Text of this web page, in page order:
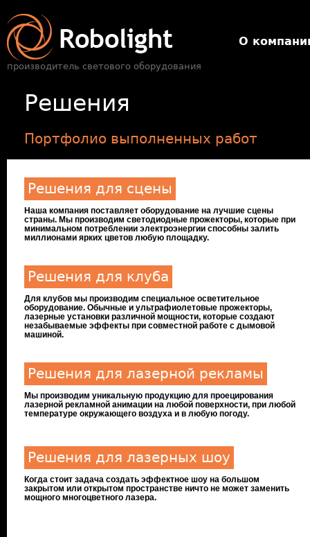
О
Решения
Портфолио выполненных работ
Решения для сцены
Наша компания поставляет оборудование на лучшие сцены
страны. Мы производим светодиодные прожекторы, которые при
минимальном потреблении электроэнергии способны залить
миллионами ярких цветов любую площадку.
Решения для клуба
Для клубов мы производим специальное осветительное
оборудование. Обычные и ультрафиолетовые прожекторы,
лазерные установки различной мощности, которые создают
незабываемые эффекты при совместной работе с дымовой
машиной.
Решения для лазерной рекламы
Мы производим уникальную продукцию для проецирования
лазерной рекламной анимации на любой поверхности, при любой
температуре окружающего воздуха и в любую погоду.
Решения для лазерных шоу
Когда стоит задача создать эффектное шоу на большом
закрытом или открытом пространстве ничто не может заменить
мощного многоцветного лазера.